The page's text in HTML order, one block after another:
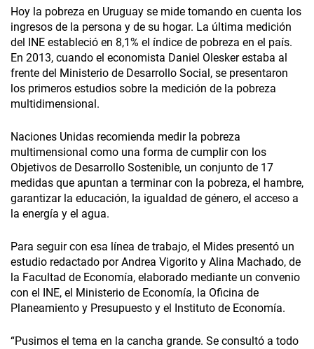
Hoy la pobreza en Uruguay se mide tomando en cuenta los
ingresos de la persona y de su hogar. La última medición
del INE estableció en 8,1% el índice de pobreza en el país.
En 2013, cuando el economista Daniel Olesker estaba al
frente del Ministerio de Desarrollo Social, se presentaron
los primeros estudios sobre la medición de la pobreza
multidimensional.
Naciones Unidas recomienda medir la pobreza
multimensional como una forma de cumplir con los
Objetivos de Desarrollo Sostenible, un conjunto de 17
medidas que apuntan a terminar con la pobreza, el hambre,
garantizar la educación, la igualdad de género, el acceso a
la energía y el agua.
Para seguir con esa línea de trabajo, el Mides presentó un
estudio redactado por Andrea Vigorito y Alina Machado, de
la Facultad de Economía, elaborado mediante un convenio
con el INE, el Ministerio de Economía, la Oficina de
Planeamiento y Presupuesto y el Instituto de Economía.
“Pusimos el tema en la cancha grande. Se consultó a todo